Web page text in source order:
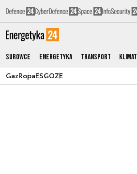
Surowce Energetyka Transport Klimat
GazRopaESGOZE